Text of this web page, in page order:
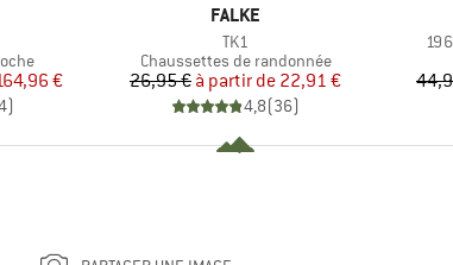
€
)
MARQUE
FALKE
Article
TK1
Product group
Chaussettes de randonnée
Prix
26,95 € Prix réduit
à partir de 22,91 €
4,8(36)